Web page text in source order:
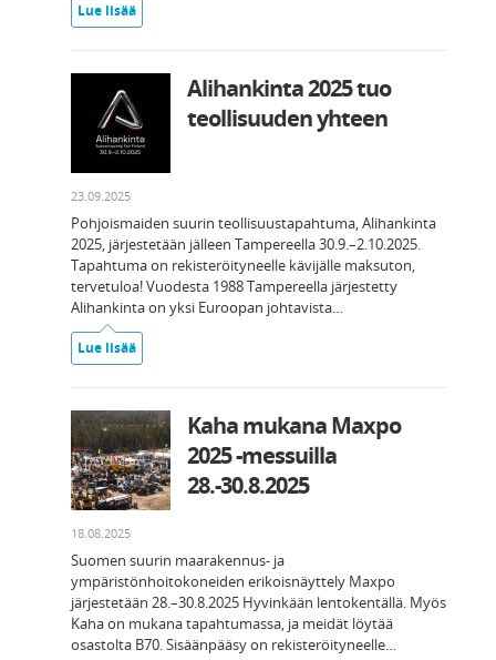
Lue lisää
Alihankinta 2025 tuo
teollisuuden yhteen
23.09.2025
Pohjoismaiden suurin teollisuustapahtuma, Alihankinta
2025, järjestetään jälleen Tampereella 30.9.–2.10.2025.
Tapahtuma on rekisteröityneelle kävijälle maksuton,
tervetuloa! Vuodesta 1988 Tampereella järjestetty
Alihankinta on yksi Euroopan johtavista…
Lue lisää
Kaha mukana Maxpo
2025 -messuilla
28.-30.8.2025
18.08.2025
Suomen suurin maarakennus- ja
ympäristönhoitokoneiden erikoisnäyttely Maxpo
järjestetään 28.–30.8.2025 Hyvinkään lentokentällä. Myös
Kaha on mukana tapahtumassa, ja meidät löytää
osastolta B70. Sisäänpääsy on rekisteröityneelle…